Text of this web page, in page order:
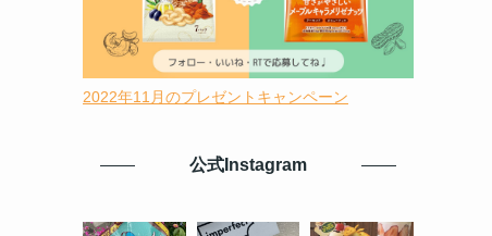
2022年11月のプレゼントキャンペーン
公式Instagram